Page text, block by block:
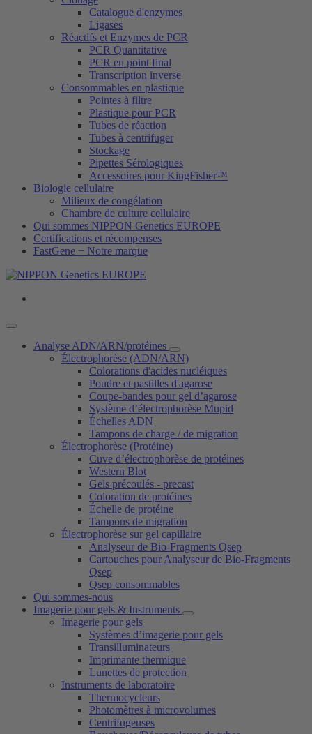
Catalogue d'enzymes
Ligases
Réactifs et Enzymes de PCR
PCR Quantitative
PCR en point final
Transcription inverse
Consommables en plastique
Pointes à filtre
Plastique pour PCR
Tubes de réaction
Tubes à centrifuger
Stockage
Pipettes Sérologiques
Accessoires pour KingFisher™
Biologie cellulaire
Milieux de congélation
Chambre de culture cellulaire
Qui sommes NIPPON Genetics EUROPE
Certifications et récompenses
FastGene − Notre marque
Analyse ADN/ARN/protéines
Électrophorèse (ADN/ARN)
Colorations d'acides nucléiques
Poudre et pastilles d'agarose
Coupe-bandes pour gel d’agarose
Système d’électrophorèse Mupid
Échelles ADN
Tampons de charge / de migration
Électrophorèse (Protéine)
Cuve d’électrophorèse de protéines
Western Blot
Gels précoulés - precast
Coloration de protéines
Échelle de protéine
Tampons de migration
Électrophorèse sur gel capillaire
Analyseur de Bio-Fragments Qsep
Cartouches pour Analyseur de Bio-Fragments
Qsep
Qsep consommables
Qui sommes-nous
Imagerie pour gels & Instruments
Imagerie pour gels
Systèmes d’imagerie pour gels
Transilluminateurs
Imprimante thermique
Lunettes de protection
Instruments de laboratoire
Thermocycleurs
Photomètres à microvolumes
Centrifugeuses